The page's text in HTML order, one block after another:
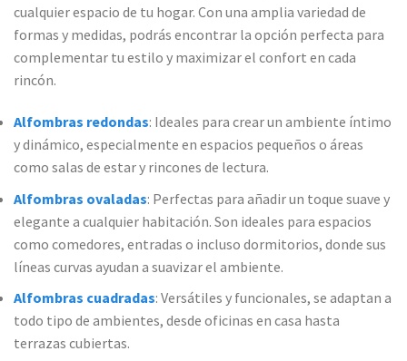
cualquier espacio de tu hogar. Con una amplia variedad de
formas y medidas, podrás encontrar la opción perfecta para
complementar tu estilo y maximizar el confort en cada
rincón.
Alfombras redondas: Ideales para crear un ambiente íntimo
y dinámico, especialmente en espacios pequeños o áreas
como salas de estar y rincones de lectura.
Alfombras ovaladas: Perfectas para añadir un toque suave y
elegante a cualquier habitación. Son ideales para espacios
como comedores, entradas o incluso dormitorios, donde sus
líneas curvas ayudan a suavizar el ambiente.
Alfombras cuadradas: Versátiles y funcionales, se adaptan a
todo tipo de ambientes, desde oficinas en casa hasta
terrazas cubiertas.